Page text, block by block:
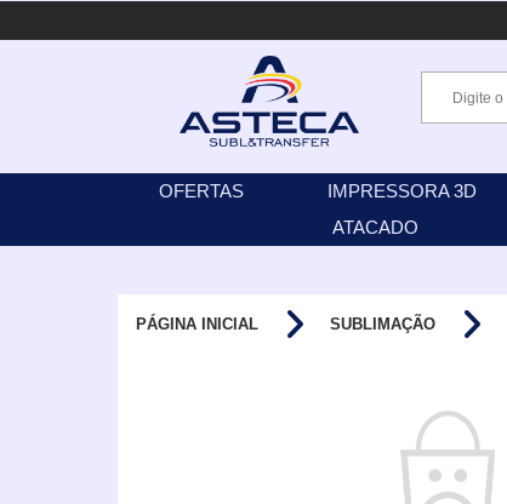
OFERTAS IMPRESSORA 3D
ATACADO
PÁGINA INICIAL SUBLIMAÇÃO